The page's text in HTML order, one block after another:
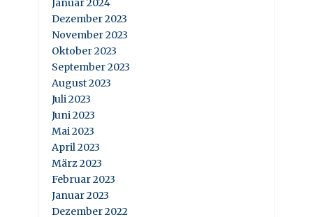
Januar 2024
Dezember 2023
November 2023
Oktober 2023
September 2023
August 2023
Juli 2023
Juni 2023
Mai 2023
April 2023
März 2023
Februar 2023
Januar 2023
Dezember 2022